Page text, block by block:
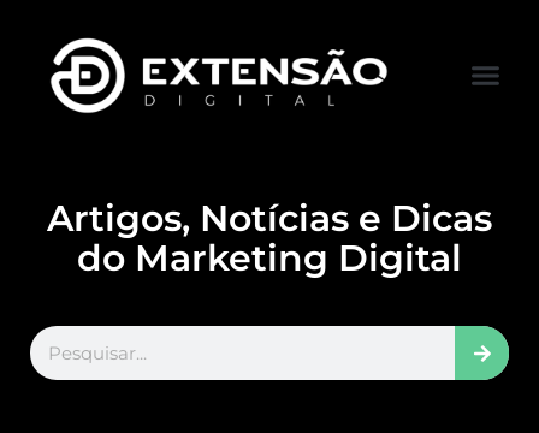
Artigos, Notícias e Dicas
do Marketing Digital